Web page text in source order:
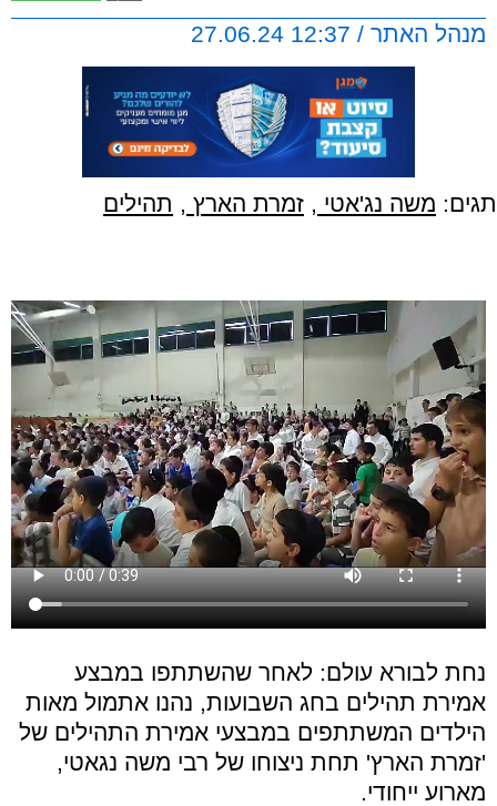
מנהל האתר / 12:37 27.06.24
תגים: משה נג'אטי , זמרת הארץ , תהילים
נחת לבורא עולם: לאחר שהשתתפו במבצע
אמירת תהילים בחג השבועות, נהנו אתמול מאות
הילדים המשתתפים במבצעי אמירת התהילים של
'זמרת הארץ' תחת ניצוחו של רבי משה נגאטי,
מארוע ייחודי.